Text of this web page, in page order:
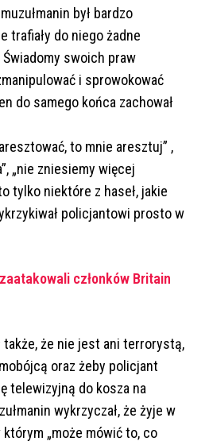
był bardzo
trafiały do niego żadne
swoich praw
i sprowokować
do samego końca zachował
to mnie aresztuj” ,
„nie zniesiemy więcej
tylko niektóre z haseł, jakie
policjantowi prosto w
członków Britain
także, że nie jest ani terrorystą,
oraz żeby policjant
telewizyjną do kosza na
wykrzyczał, że żyje w
którym „może mówić to, co